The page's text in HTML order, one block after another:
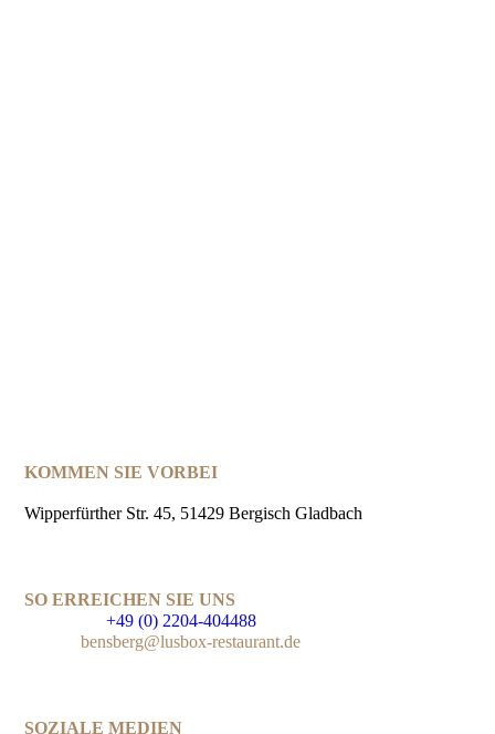
KOMMEN SIE VORBEI
Wipperfürther Str. 45, 51429 Bergisch Gladbach
SO ERREICHEN SIE UNS
+49 (0) 2204-404488
bensberg@lusbox-restaurant.de
SOZIALE MEDIEN